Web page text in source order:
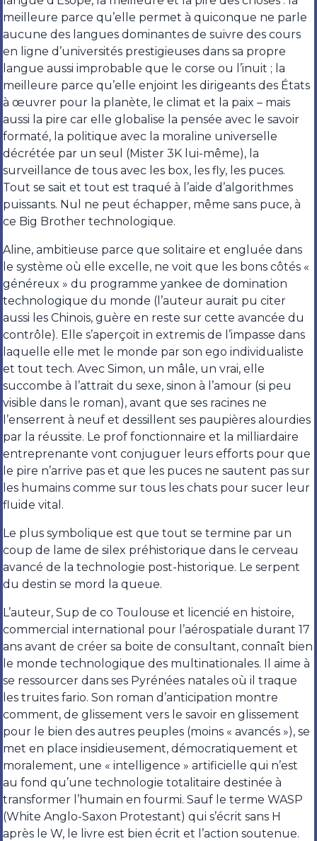
meilleure parce qu’elle permet à quiconque ne parle
aucune des langues dominantes de suivre des cours
en ligne d’universités prestigieuses dans sa propre
langue aussi improbable que le corse ou l’inuit ; la
meilleure parce qu’elle enjoint les dirigeants des États
à œuvrer pour la planète, le climat et la paix – mais
aussi la pire car elle globalise la pensée avec le savoir
formaté, la politique avec la moraline universelle
décrétée par un seul (Mister 3K lui-même), la
surveillance de tous avec les box, les fly, les puces.
Tout se sait et tout est traqué à l’aide d’algorithmes
puissants. Nul ne peut échapper, même sans puce, à
ce Big Brother technologique.
Aline, ambitieuse parce que solitaire et engluée dans
le système où elle excelle, ne voit que les bons côtés «
généreux » du programme yankee de domination
technologique du monde (l’auteur aurait pu citer
aussi les Chinois, guère en reste sur cette avancée du
contrôle). Elle s’aperçoit in extremis de l’impasse dans
laquelle elle met le monde par son ego individualiste
et tout tech. Avec Simon, un mâle, un vrai, elle
succombe à l’attrait du sexe, sinon à l’amour (si peu
visible dans le roman), avant que ses racines ne
l’enserrent à neuf et dessillent ses paupières alourdies
par la réussite. Le prof fonctionnaire et la milliardaire
entreprenante vont conjuguer leurs efforts pour que
le pire n’arrive pas et que les puces ne sautent pas sur
les humains comme sur tous les chats pour sucer leur
fluide vital.
Le plus symbolique est que tout se termine par un
coup de lame de silex préhistorique dans le cerveau
avancé de la technologie post-historique. Le serpent
du destin se mord la queue.
L’auteur, Sup de co Toulouse et licencié en histoire,
commercial international pour l’aérospatiale durant 17
ans avant de créer sa boite de consultant, connaît bien
le monde technologique des multinationales. Il aime à
se ressourcer dans ses Pyrénées natales où il traque
les truites fario. Son roman d’anticipation montre
comment, de glissement vers le savoir en glissement
pour le bien des autres peuples (moins « avancés »), se
met en place insidieusement, démocratiquement et
moralement, une « intelligence » artificielle qui n’est
au fond qu’une technologie totalitaire destinée à
transformer l’humain en fourmi. Sauf le terme WASP
(White Anglo-Saxon Protestant) qui s’écrit sans H
après le W, le livre est bien écrit et l’action soutenue.